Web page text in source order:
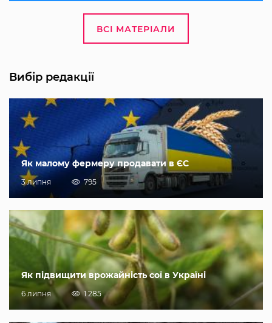
ВСІ МАТЕРІАЛИ
Вибір редакції
Як малому фермеру продавати в ЄС
3 липня 795
Як підвищити врожайність сої в Україні
6 липня 1 285